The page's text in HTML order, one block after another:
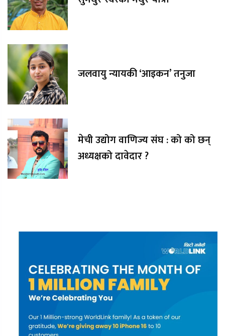
जलवायु न्यायकी ‘आइकन’ तनुजा
मेची उद्योग वाणिज्य संघ : को को छन्
अध्यक्षको दावेदार ?